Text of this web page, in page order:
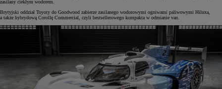
zasilany ciekłym wodorem.
Brytyjski oddział Toyoty do Goodwood zabierze zasilanego wodorowymi ogniwami paliwowymi Hiluxa,
a także hybrydową Corollę Commercial, czyli bestsellerowego kompakta w odmianie van.